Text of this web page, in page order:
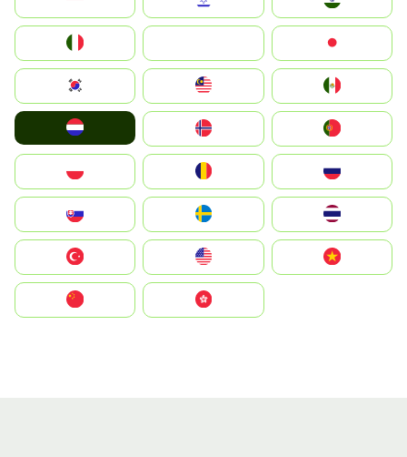
South Korea
United States
中國香港特別行政區